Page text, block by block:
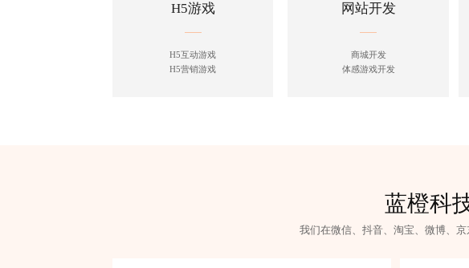
H5游戏
H5互动游戏
H5营销游戏
网站开发
商城开发
体感游戏开发
蓝橙科
我们在微信、抖音、淘宝、微博、